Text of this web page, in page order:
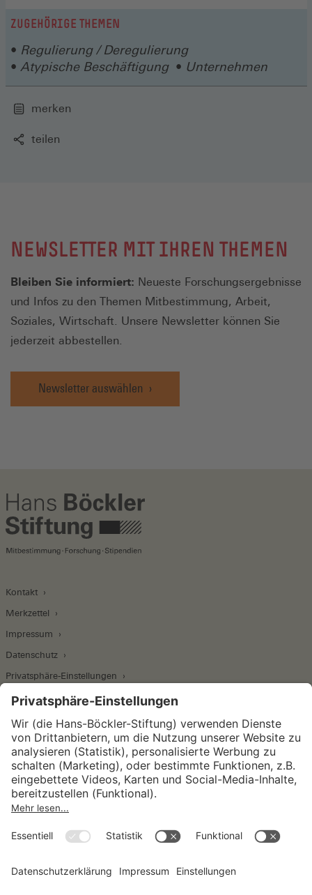
ZUGEHÖRIGE THEMEN
Regulierung / Deregulierung
Atypische Beschäftigung
Unternehmen
merken
teilen
NEWSLETTER MIT IHREN THEMEN
Bleiben Sie informiert: Neueste Forschungsergebnisse
und Infos zu den Themen Mitbestimmung, Arbeit,
Soziales, Wirtschaft. Unsere Newsletter können Sie
jederzeit abbestellen.
Newsletter auswählen
Kontakt
Merkzettel
Impressum
Datenschutz
Privatsphäre-Einstellungen
Wirtschafts- und Sozialwissenschaftliches Institut
Institut für Makroökonomie und
Konjunkturforschung
Unternehmensführung